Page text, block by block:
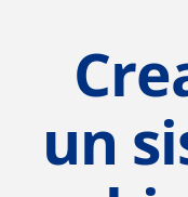
un